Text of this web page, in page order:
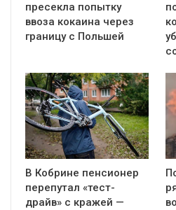
пресекла попытку
ввоза кокаина через
границу с Польшей
В Кобрине пенсионер
перепутал «тест-
драйв» с кражей —